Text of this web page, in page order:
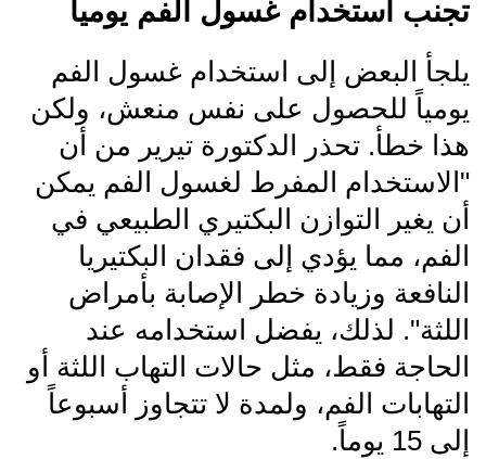
تجنب استخدام غسول الفم يومياً
يلجأ البعض إلى استخدام غسول الفم
يومياً للحصول على نفس منعش، ولكن
هذا خطأ. تحذر الدكتورة تيرير من أن
"الاستخدام المفرط لغسول الفم يمكن
أن يغير التوازن البكتيري الطبيعي في
الفم، مما يؤدي إلى فقدان البكتيريا
النافعة وزيادة خطر الإصابة بأمراض
اللثة". لذلك، يفضل استخدامه عند
الحاجة فقط، مثل حالات التهاب اللثة أو
التهابات الفم، ولمدة لا تتجاوز أسبوعاً
إلى 15 يوماً.